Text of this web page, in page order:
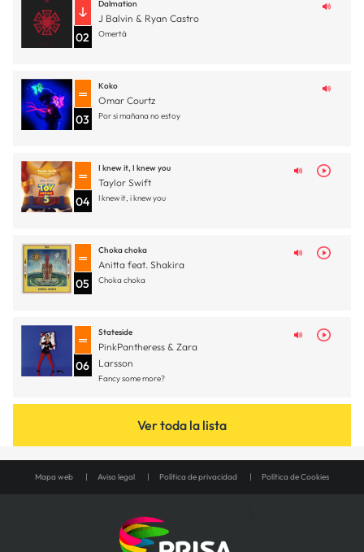
02
Dalmation
J Balvin & Ryan Castro
Omertá
03
Koko
Omar Courtz
Por si mañana no estoy
04
I knew it, I knew you
Taylor Swift
I knew it, i knew you
05
Choka choka
Anitta feat. Shakira
Choka choka
06
Stateside
PinkPantheress & Zara
Larsson
Fancy some more?
Ver toda la lista
Mapa web Aviso legal Política de privacidad Política de Cookies